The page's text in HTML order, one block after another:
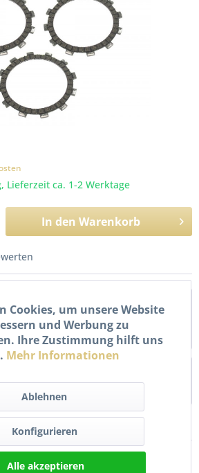
Lieferzeit ca. 1-2 Werktage
In den Warenkorb
3x Reibscheibe für Suzuki TS 50 X
mehr
und diskutieren...
Cookies, um unsere Website
und Werbung zu
Ihre Zustimmung hilft uns
Mehr Informationen
Ablehnen
Konfigurieren
Alle akzeptieren